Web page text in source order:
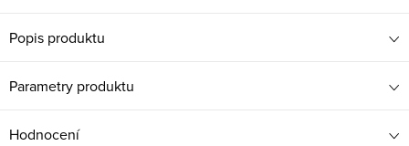
Popis produktu
Parametry produktu
Hodnocení